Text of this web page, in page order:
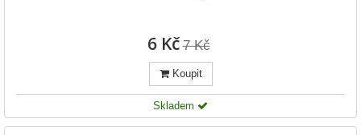
6 Kč 7 Kč
Koupit
Skladem